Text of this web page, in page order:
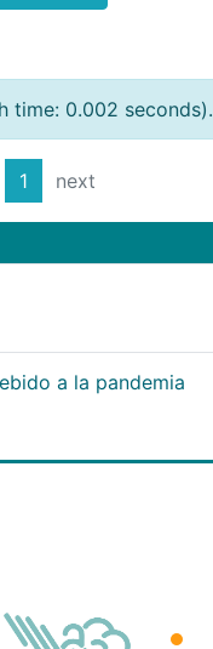
time: 0.002 seconds).
1 next
a la pandemia